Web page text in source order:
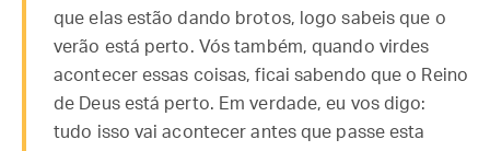
que elas estão dando brotos, logo sabeis que o
verão está perto. Vós também, quando virdes
acontecer essas coisas, ficai sabendo que o Reino
de Deus está perto. Em verdade, eu vos digo:
tudo isso vai acontecer antes que passe esta